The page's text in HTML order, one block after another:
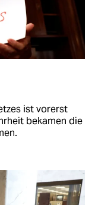
ist vorerst
bekamen die